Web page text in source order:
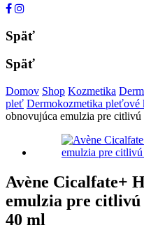
Späť
Späť
Domov Shop Kozmetika
pleť Dermokozmetika pleťové
obnovujúca emulzia pre
Avène Cicalfate+
emulzia pre
40 ml